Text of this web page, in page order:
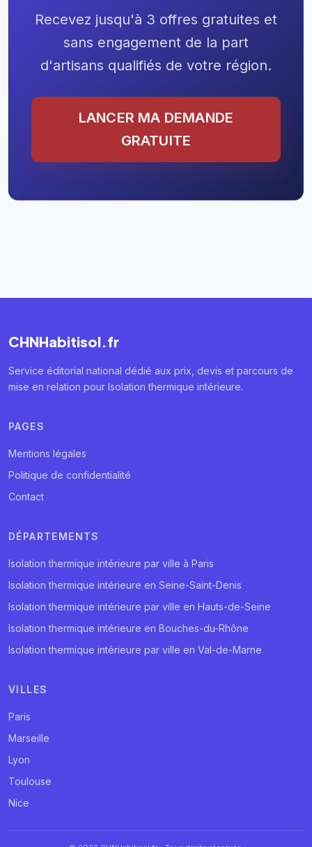
Recevez jusqu'à 3 offres gratuites et
sans engagement de la part
d'artisans qualifiés de votre région.
LANCER MA DEMANDE
GRATUITE
CHNHabitisol.fr
Service éditorial national dédié aux prix, devis et parcours de
mise en relation pour Isolation thermique intérieure.
PAGES
Mentions légales
Politique de confidentialité
Contact
DÉPARTEMENTS
Isolation thermique intérieure par ville à Paris
Isolation thermique intérieure en Seine-Saint-Denis
Isolation thermique intérieure par ville en Hauts-de-Seine
Isolation thermique intérieure en Bouches-du-Rhône
Isolation thermique intérieure par ville en Val-de-Marne
VILLES
Paris
Marseille
Lyon
Toulouse
Nice